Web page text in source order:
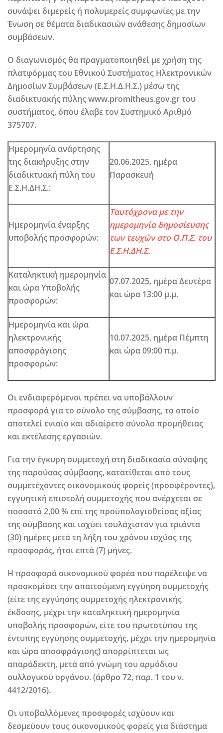
συνάψει διμερείς ή πολυμερείς συμφωνίες με την
Ένωση σε θέματα διαδικασιών ανάθεσης δημοσίων
συμβάσεων.
Ο διαγωνισμός θα πραγματοποιηθεί με χρήση της
πλατφόρμας του Εθνικού Συστήματος Ηλεκτρονικών
Δημοσίων Συμβάσεων (Ε.Σ.Η.Δ.Η.Σ.) μέσω της
διαδικτυακής πύλης www.promitheus.gov.gr του
συστήματος, όπου έλαβε τον Συστημικό Αριθμό
375707.
Ημερομηνία ανάρτησης
της διακήρυξης στην
διαδικτυακή πύλη του
Ε.Σ.Η.ΔΗ.Σ.:
20.06.2025, ημέρα
Παρασκευή
Ημερομηνία έναρξης
υποβολής προσφορών:
Ταυτόχρονα με την
ημερομηνία δημοσίευσης
των τευχών στο Ο.Π.Σ. του
Ε.Σ.Η.ΔΗ.Σ.
Καταληκτική ημερομηνία
και ώρα Υποβολής
προσφορών:
07.07.2025, ημέραΔευτέρα
και ώρα 13:00 μ.μ.
Ημερομηνία και ώρα
ηλεκτρονικής
αποσφράγισης
προσφορών:
10.07.2025, ημέρα Πέμπτη
και ώρα09:00 π.μ.
Οι ενδιαφερόμενοι πρέπει να υποβάλλουν
προσφορά για το σύνολο της σύμβασης, το οποίο
αποτελεί ενιαίο και αδιαίρετο σύνολο προμήθειας
και εκτέλεσης εργασιών.
Για την έγκυρη συμμετοχή στη διαδικασία σύναψης
της παρούσας σύμβασης, κατατίθεται από τους
συμμετέχοντες οικονομικούς φορείς (προσφέροντες),
εγγυητική επιστολή συμμετοχής που ανέρχεται σε
ποσοστό 2,00 % επί της προϋπολογισθείσας αξίας
της σύμβασης και ισχύει τουλάχιστον για τριάντα
(30) ημέρες μετά τη λήξη του χρόνου ισχύος της
προσφοράς, ήτοι επτά (7) μήνες.
Η προσφορά οικονομικού φορέα που παρέλειψε να
προσκομίσει την απαιτούμενη εγγύηση συμμετοχής
(είτε της εγγύησης συμμετοχής ηλεκτρονικής
έκδοσης, μέχρι την καταληκτική ημερομηνία
υποβολής προσφορών, είτε του πρωτοτύπου της
έντυπης εγγύησης συμμετοχής, μέχρι την ημερομηνία
και ώρα αποσφράγισης) απορρίπτεται ως
απαράδεκτη, μετά από γνώμη του αρμόδιου
συλλογικού οργάνου. (άρθρο 72, παρ. 1 του ν.
4412/2016).
Οι υποβαλλόμενες προσφορές ισχύουν και
δεσμεύουν τους οικονομικούς φορείς για διάστημα